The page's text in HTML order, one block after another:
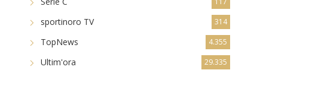
sportinoro TV 314
TopNews 4.355
Ultim'ora 29.335